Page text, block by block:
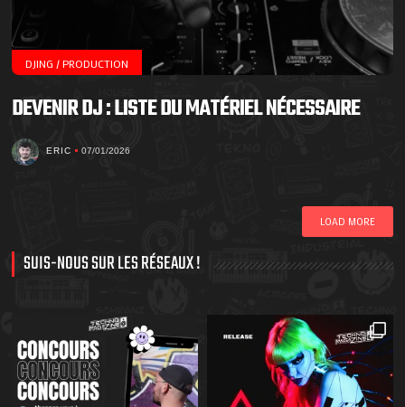
DJING / PRODUCTION
DEVENIR DJ : LISTE DU MATÉRIEL NÉCESSAIRE
ERIC 07/01/2026
LOAD MORE
SUIS-NOUS SUR LES RÉSEAUX !